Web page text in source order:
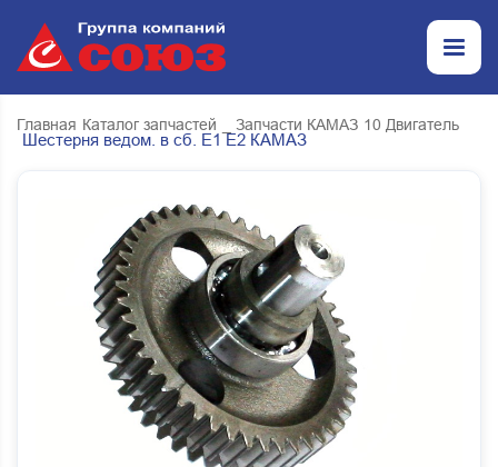
Главная Каталог запчастей _ Запчасти КАМАЗ 10 Двигатель
Шестерня ведом. в сб. Е1 Е2 КАМАЗ